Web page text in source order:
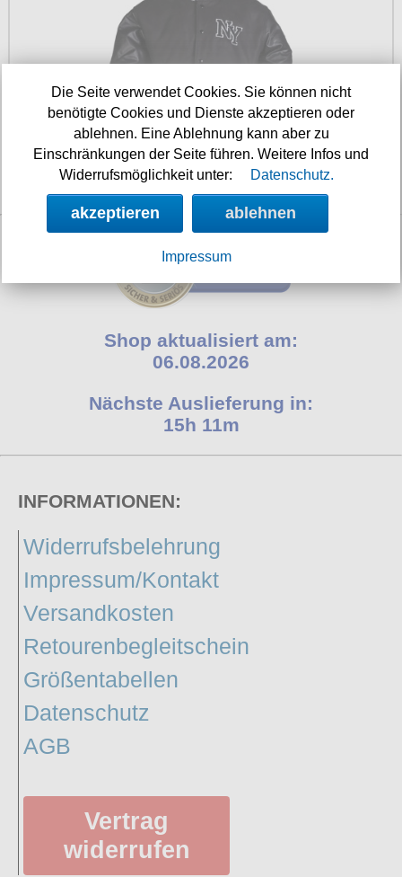
Petticoats
Poloshirts
Begriffe
Dobermann
Hot Rod
Nordische Götterwelt
Ostzone
Punkrock
Rockabilly
Shop aktualisiert am:
06.08.2026
Nächste Auslieferung in:
15h 11m
INFORMATIONEN:
Widerrufsbelehrung
Impressum/Kontakt
Versandkosten
Retourenbegleitschein
Größentabellen
Datenschutz
AGB
Vertrag
widerrufen
Die Seite verwendet Cookies. Sie können nicht
benötigte Cookies und Dienste akzeptieren oder
ablehnen. Eine Ablehnung kann aber zu
Einschränkungen der Seite führen. Weitere Infos und
Widerrufsmöglichkeit unter:
Datenschutz.
akzeptieren ablehnen
Impressum